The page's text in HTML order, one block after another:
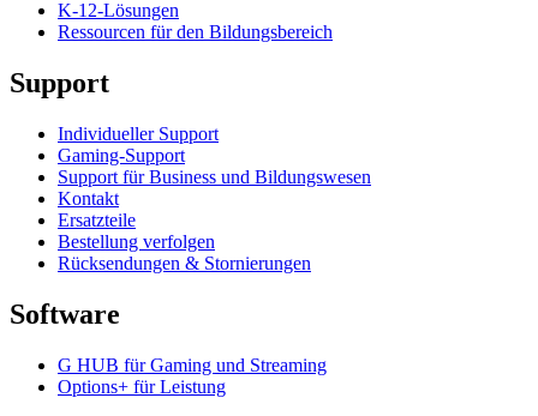
K-12-Lösungen
Ressourcen für den Bildungsbereich
Support
Individueller Support
Gaming-Support
Support für Business und Bildungswesen
Kontakt
Ersatzteile
Bestellung verfolgen
Rücksendungen & Stornierungen
Software
G HUB für Gaming und Streaming
Options+ für Leistung